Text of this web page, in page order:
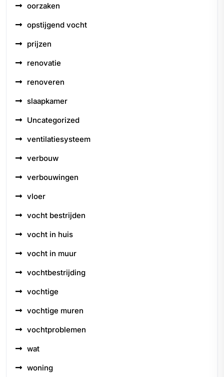
oorzaken
opstijgend vocht
prijzen
renovatie
renoveren
slaapkamer
Uncategorized
ventilatiesysteem
verbouw
verbouwingen
vloer
vocht bestrijden
vocht in huis
vocht in muur
vochtbestrijding
vochtige
vochtige muren
vochtproblemen
wat
woning